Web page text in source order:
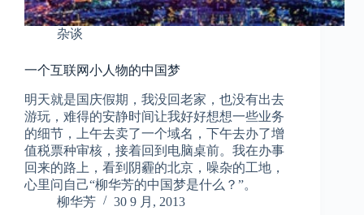
杂谈
一个互联网小人物的中国梦
明天就是国庆假期，我没回老家，也没有出去
游玩，难得的安静时间让我好好想想一些业务
的细节，上午去卖了一个域名，下午去办了增
值税票种审核，接着回到电脑桌前。我在办事
回来的路上，看到阴霾的北京，噪杂的工地，
心里问自己“柳华芳的中国梦是什么？”。
柳华芳
30 9 月, 2013